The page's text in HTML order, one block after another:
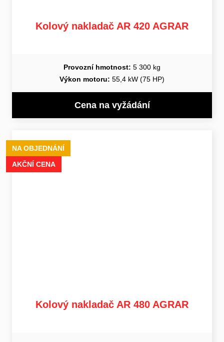
Kolový nakladač AR 420 AGRAR
Provozní hmotnost: 5 300 kg
Výkon motoru: 55,4 kW (75 HP)
Cena na vyžádání
NA OBJEDNÁNÍ
AKČNÍ CENA
Kolový nakladač AR 480 AGRAR